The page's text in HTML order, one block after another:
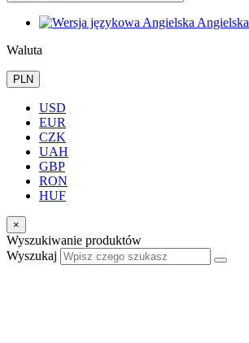
Angielska
Waluta
PLN
USD
EUR
CZK
UAH
GBP
RON
HUF
×
Wyszukiwanie produktów
Wyszukaj